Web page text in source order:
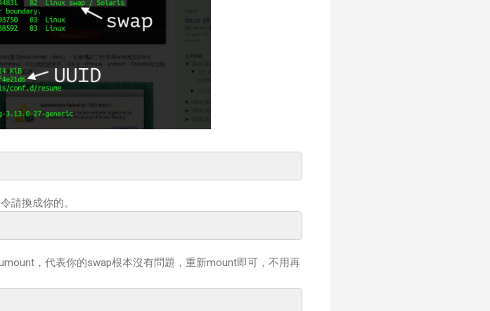
請換成你的。
，代表你的swap根本沒有問題，重新mount即可，不用再